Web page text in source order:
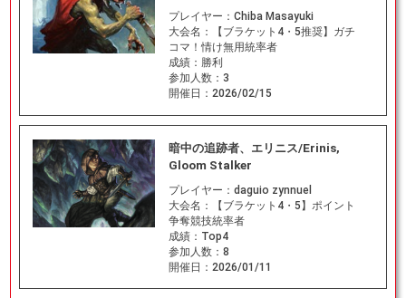
プレイヤー： Chiba Masayuki
大会名：
【ブラケット4・5推奨】ガチ
コマ！情け無用統率者
成績： 勝利
参加人数： 3
開催日： 2026/02/15
暗中の追跡者、エリニス/Erinis,
Gloom Stalker
プレイヤー： daguio zynnuel
大会名：
【ブラケット4・5】ポイント
争奪競技統率者
成績： Top4
参加人数： 8
開催日： 2026/01/11